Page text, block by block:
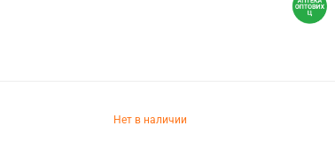
Нет в наличии